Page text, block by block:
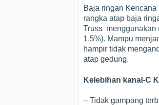
Baja ringan
rangka atap baja
Truss menggunakan
1.5%). Mampu
hampir tidak
atap gedung.
Kelebihan kanal-C
– Tidak gampang